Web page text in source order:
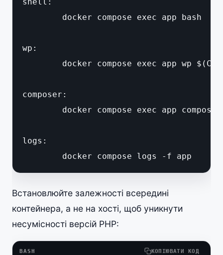
shell:
wp:
composer:
logs:
	docker compose logs -f app
Встановлюйте залежності всередині
контейнера, а не на хості, щоб уникнути
несумісності версій PHP:
BASH КОПІЮВАТИ КОД